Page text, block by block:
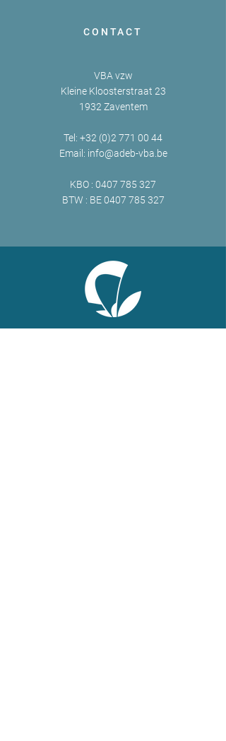
CONTACT
VBA vzw
Kleine Kloosterstraat 23
1932 Zaventem
Tel: +32 (0)2 771 00 44
Email: info@adeb-vba.be
KBO : 0407 785 327
BTW : BE0407 785 327